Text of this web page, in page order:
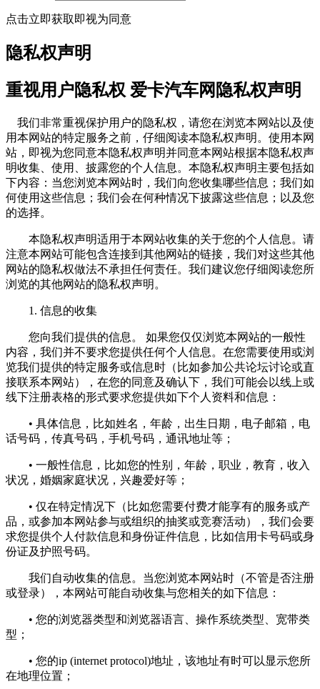
点击立即获取即视为同意
隐私权声明
重视用户隐私权 爱卡汽车网隐私权声明
我们非常重视保护用户的隐私权，请您在浏览本网站以及使
用本网站的特定服务之前，仔细阅读本隐私权声明。使用本网
站，即视为您同意本隐私权声明并同意本网站根据本隐私权声
明收集、使用、披露您的个人信息。本隐私权声明主要包括如
下内容：当您浏览本网站时，我们向您收集哪些信息；我们如
何使用这些信息；我们会在何种情况下披露这些信息；以及您
的选择。
本隐私权声明适用于本网站收集的关于您的个人信息。请
注意本网站可能包含连接到其他网站的链接，我们对这些其他
网站的隐私权做法不承担任何责任。我们建议您仔细阅读您所
浏览的其他网站的隐私权声明。
1. 信息的收集
您向我们提供的信息。 如果您仅仅浏览本网站的一般性
内容，我们并不要求您提供任何个人信息。在您需要使用或浏
览我们提供的特定服务或信息时（比如参加公共论坛讨论或直
接联系本网站），在您的同意及确认下，我们可能会以线上或
线下注册表格的形式要求您提供如下个人资料和信息：
• 具体信息，比如姓名，年龄，出生日期，电子邮箱，电
话号码，传真号码，手机号码，通讯地址等；
• 一般性信息，比如您的性别，年龄，职业，教育，收入
状况，婚姻家庭状况，兴趣爱好等；
• 仅在特定情况下（比如您需要付费才能享有的服务或产
品，或参加本网站参与或组织的抽奖或竞赛活动），我们会要
求您提供个人付款信息和身份证件信息，比如信用卡号码或身
份证及护照号码。
我们自动收集的信息。当您浏览本网站时（不管是否注册
或登录），本网站可能自动收集与您相关的如下信息：
• 您的浏览器类型和浏览器语言、操作系统类型、宽带类
型；
• 您的ip (internet protocol)地址，该地址有时可以显示您所
在地理位置；